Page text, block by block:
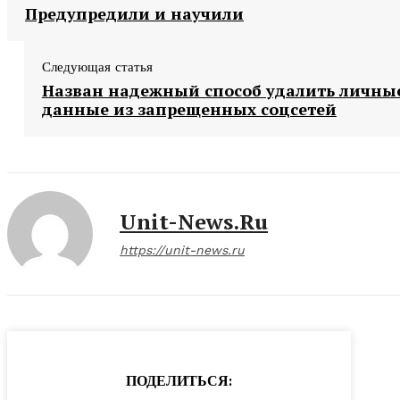
Предупредили и научили
Следующая статья
Назван надежный способ удалить
данные из запрещенных соцсетей
Unit-News.ru
https://unit-news.ru
ПОДЕЛИТЬСЯ: